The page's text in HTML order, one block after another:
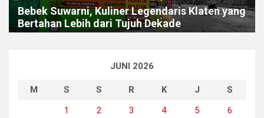
Bebek Suwarni, Kuliner Legendaris Klaten yang
Bertahan Lebih dari Tujuh Dekade
JUNI 2026
M S S R K J
S
1
2 3 4 5
6